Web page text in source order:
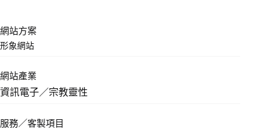
網站方案
形象網站
網站產業
資訊電子／宗教靈性
服務／客製項目